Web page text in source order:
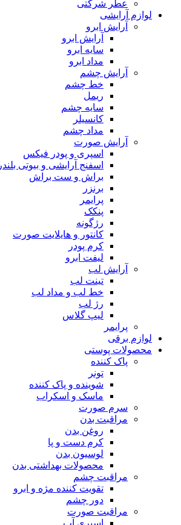
عطر شرکتی
لوازم آرایشی
آرایش ابرو
آرایش ابرو
سایه ابرو
مداد ابرو
آرایش چشم
خط چشم
ریمل
سایه چشم
کانسیلر
مداد چشم
آرایش صورت
اسپری و پودر فیکس
اسفنج آرایشی و بیوتی بلندر
براش و ست براش
برنزر
پرایمر
پنکک
رژگونه
کانتور و هایلایت صورت
کرم پودر
لیفت ابرو
آرایش لب
تینت لب
خط لب و مداد لب
رژ لب
لیپ گلاس
پرایمر
لوازم برقی
محصولات پوستی
پاک کننده
تونر
شوینده و پاک کننده
ماسک و اسکراب
سرم صورت
مراقبت بدن
روغن بدن
کرم دست و پا
لوسیون بدن
محصولات بهداشتی بدن
مراقبت چشم
تقویت کننده مژه و ابرو
دور چشم
مراقبت صورت